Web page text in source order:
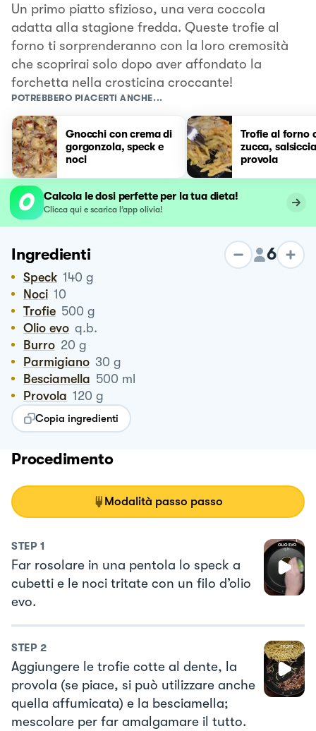
Un primo piatto sfizioso, una vera coccola
adatta alla stagione fredda. Queste trofie al
forno ti sorprenderanno con la loro cremosità
che scoprirai solo dopo aver affondato la
forchetta nella crosticina croccante!
POTREBBERO PIACERTI ANCHE...
Gnocchi con crema di
gorgonzola, speck e
noci
Trofie al forno
zucca,
provola
Calcola le dosi perfette per la tua dieta!
Clicca qui e scarica l’app olivia!
Ingredienti 6
Speck 140 g
Noci 10
Trofie 500 g
Olio evo q.b.
Burro 20 g
Parmigiano 30 g
Besciamella 500 ml
Provola 120 g
Copia ingredienti
Procedimento
Modalità passo passo
STEP 1
Far rosolare in una pentola lo speck a
cubetti e le noci tritate con un filo d’olio
evo.
STEP 2
Aggiungere le trofie cotte al dente, la
provola (se piace, si può utilizzare anche
quella affumicata) e la besciamella;
mescolare per far amalgamare il tutto.